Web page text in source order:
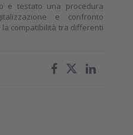
e testato una procedura
e confronto
compatibilità tra differenti